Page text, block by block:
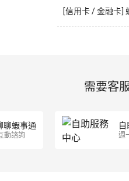
[信用卡 / 金融卡]
需要客
聊蝦事通
動諮詢 週